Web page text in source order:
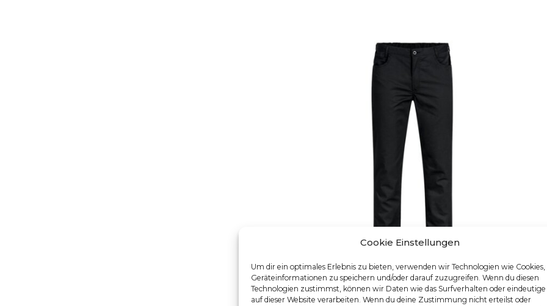
Cookie Einstellungen
Um dir ein optimales Erlebnis zu bieten, verwenden wir Technologien wie
Geräteinformationen zu speichern und/oder darauf zuzugreifen. Wenn du diesen
Technologien zustimmst, können wir Daten wie das Surfverhalten oder eindeutige
auf dieser Website verarbeiten. Wenn du deine Zustimmung nicht erteilst oder
HERREN-KOCHHOSE